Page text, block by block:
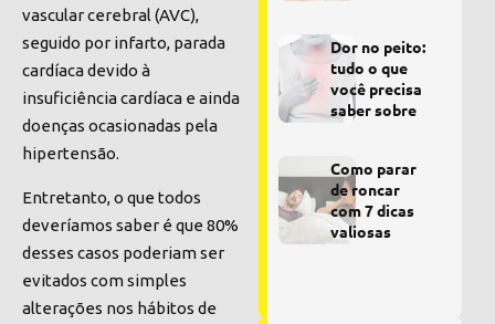
vascular cerebral (AVC),
seguido por infarto, parada
cardíaca devido à
insuficiência cardíaca e ainda
doenças ocasionadas pela
hipertensão.
Entretanto, o que todos
deveríamos saber é que 80%
desses casos poderiam ser
evitados com simples
alterações nos hábitos de
Dor no peito:
tudo o que
você precisa
saber sobre
Como parar
de roncar
com 7 dicas
valiosas